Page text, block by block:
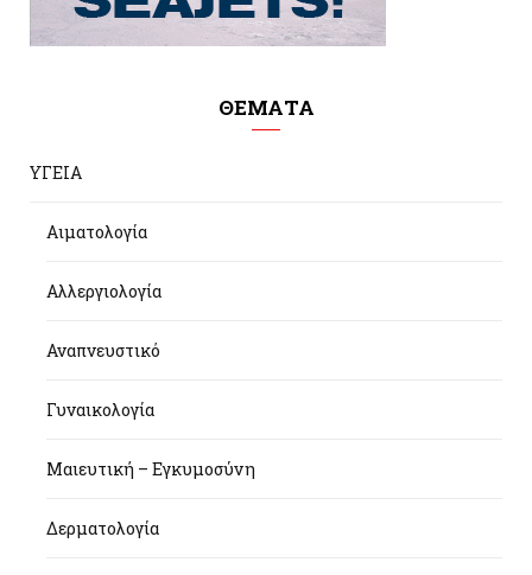
ΘΕΜΑΤΑ
ΥΓΕΙΑ
Αιματολογία
Αλλεργιολογία
Αναπνευστικό
Γυναικολογία
Μαιευτική – Εγκυμοσύνη
Δερματολογία